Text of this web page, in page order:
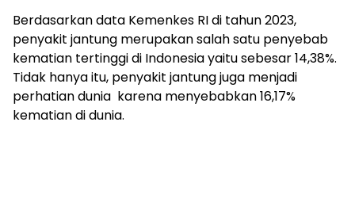
Berdasarkan data Kemenkes RI di tahun 2023,
penyakit jantung merupakan salah satu penyebab
kematian tertinggi di Indonesia yaitu sebesar 14,38%.
Tidak hanya itu, penyakit jantung juga menjadi
perhatian dunia karena menyebabkan 16,17%
kematian di dunia.